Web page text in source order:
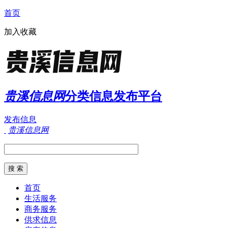
首页
加入收藏
贵溪信息网分类信息发布平台
发布信息
贵溪信息网
首页
生活服务
商务服务
供求信息